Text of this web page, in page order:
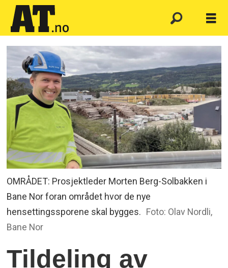
OMRÅDET: Prosjektleder Morten Berg-Solbakken i
Bane Nor foran området hvor de nye
hensettingssporene skal bygges. Foto: Olav Nordli,
Bane Nor
Tildeling av